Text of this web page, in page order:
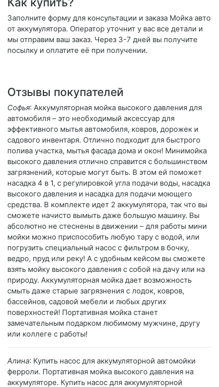
Заполните форму для консультации и заказа Мойка авто
от аккумулятора. Оператор уточнит у вас все детали и
мы отправим ваш заказ. Через 3-7 дней вы получите
посылку и оплатите её при получении.
Отзывы покупателей
Софья: Аккумуляторная мойка высокого давления для
автомобиля – это необходимый аксессуар для
эффективного мытья автомобиля, ковров, дорожек и
садового инвентаря. Отлично подходит для быстрого
полива участка, мытья фасада дома и окон! Минимойка
высокого давления отлично справится с большинством
загрязнений, которые могут быть. В этом ей поможет
насадка 4 в 1, с регулировкой угла подачи воды, насадка
высокого давления и насадка для подачи моющего
средства. В комплекте идет 2 аккумулятора, так что вы
сможете начисто вымыть даже большую машину. Вы
абсолютно не стеснены в движении – для работы мини
мойки можно приспособить любую тару с водой, или
погрузить специальный насос с фильтром в бочку,
ведро, пруд или реку! А с удобным кейсом вы сможете
взять мойку высокого давления с собой на дачу или на
природу. Аккумуляторная мойка дает возможность
смыть даже старые загрязнения с лодок, ковров,
бассейнов, садовой мебели и любых других
поверхностей! Портативная мойка станет
замечательным подарком любимому мужчине, другу
или коллеге с работы!
Алина: Купить насос для аккумуляторной автомойки
ферроли. Портативная мойка высокого давления на
аккумуляторе. Купить насос для аккумуляторной